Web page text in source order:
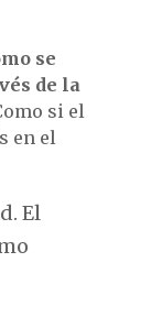
se
de la
si el
en el
El